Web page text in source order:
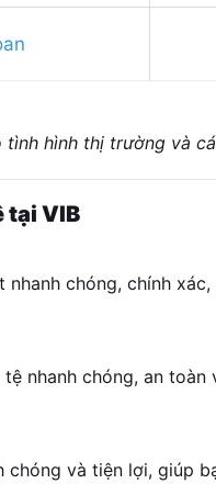
hình thị trường và
tại VIB
nhanh chóng, chính
nhanh chóng, an
chóng và tiện lợi, giúp